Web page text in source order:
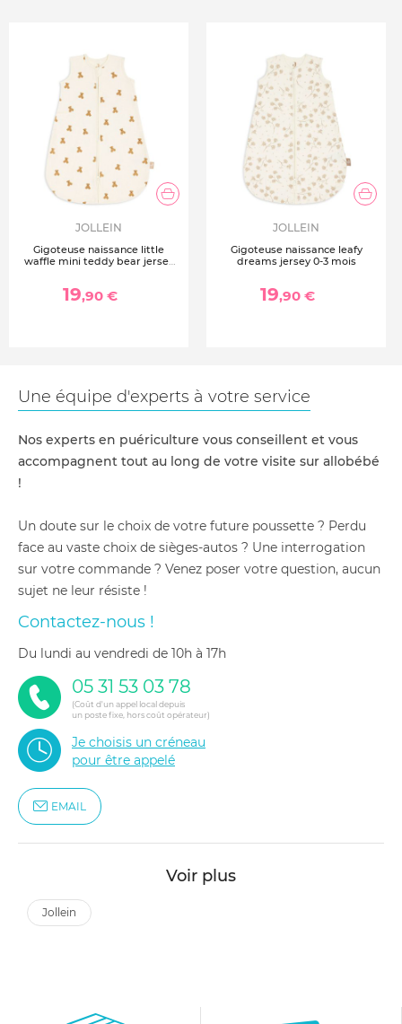
JOLLEIN
Gigoteuse naissance little
waffle mini teddy bear jersey
19,90 €
JOLLEIN
Gigoteuse naissance leafy
dreams jersey 0-3 mois
19,90 €
Une équipe d'experts à votre service
Nos experts en puériculture vous conseillent et vous
accompagnent tout au long de votre visite sur allobébé
!
Un doute sur le choix de votre future poussette ? Perdu
face au vaste choix de sièges-autos ? Une interrogation
sur votre commande ? Venez poser votre question, aucun
sujet ne leur résiste !
Contactez-nous !
du lundi au vendredi de 10h à 17h
05 31 53 03 78
(Coût d'un appel local depuis
un poste fixe, hors coût opérateur)
Je choisis un créneau
pour être appelé
EMAIL
Voir plus
jollein